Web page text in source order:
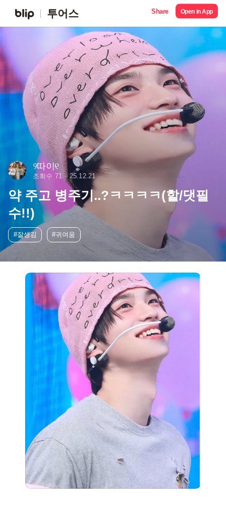
투어스 Share Open in App
୨따이୧
조회수 71 25.12.21
약 주고 병주기..?ㅋㅋㅋㅋ(핱/댓필
수!!)
#잘생김 #귀여움